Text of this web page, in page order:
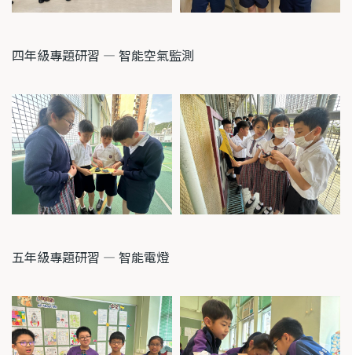
四年級專題研習 — 智能空氣監測
五年級專題研習 — 智能電燈